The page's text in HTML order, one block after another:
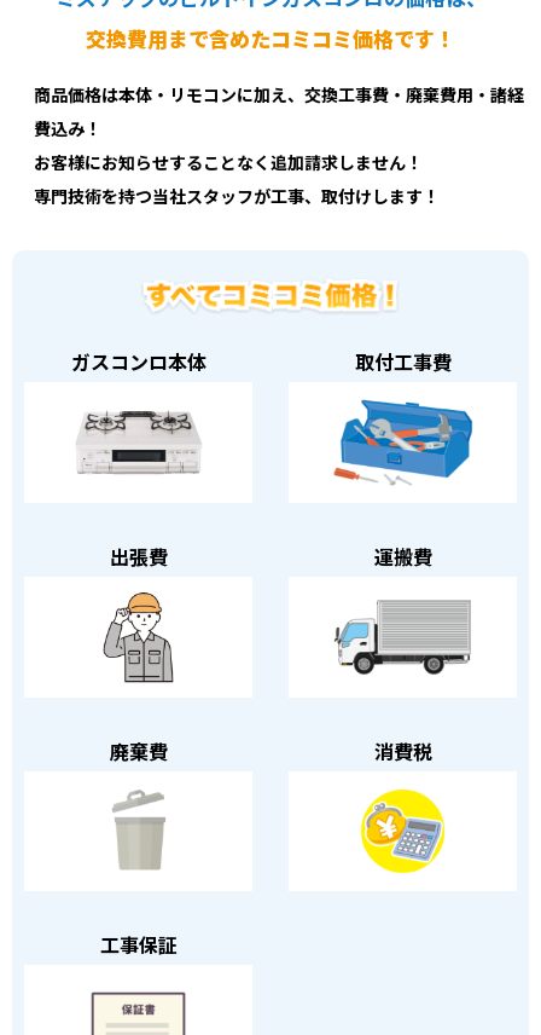
交換費用まで含めたコミコミ価格です！
商品価格は本体・リモコンに加え、交換工事費・廃棄費用・諸経
費込み！
お客様にお知らせすることなく追加請求しません！
専門技術を持つ当社スタッフが工事、取付けします！
ガスコンロ本体 取付工事費
出張費 運搬費
廃棄費 消費税
工事保証